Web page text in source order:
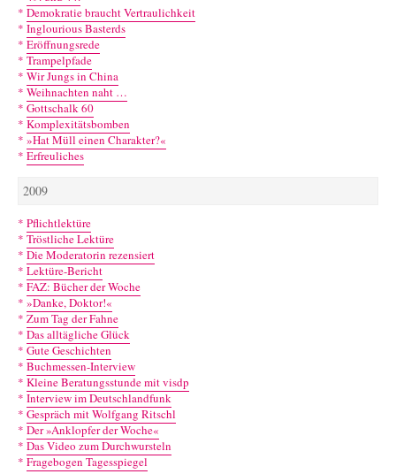
* Demokratie braucht Vertraulichkeit
* Inglourious Basterds
* Eröffnungsrede
* Trampelpfade
* Wir Jungs in China
* Weihnachten naht …
* Gottschalk 60
* Komplexitätsbomben
* »Hat Müll einen Charakter?«
* Erfreuliches
2009
* Pflichtlektüre
* Tröstliche Lektüre
* Die Moderatorin rezensiert
* Lektüre-Bericht
* FAZ: Bücher der Woche
* »Danke, Doktor!«
* Zum Tag der Fahne
* Das alltägliche Glück
* Gute Geschichten
* Buchmessen-Interview
* Kleine Beratungsstunde mit visdp
* Interview im Deutschlandfunk
* Gespräch mit Wolfgang Ritschl
* Der »Anklopfer der Woche«
* Das Video zum Durchwursteln
* Fragebogen Tagesspiegel